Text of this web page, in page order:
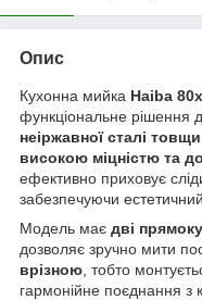
Опис
Кухонна мийка Haiba
функціональне рішення
неіржавної сталі
високою міцністю та
ефективно приховує
забезпечуючи
Модель має дві
дозволяє зручно мити
врізною , тобто
гармонійне поєднання з